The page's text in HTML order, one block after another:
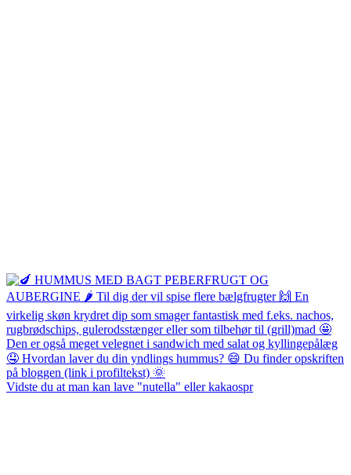
Vidste du at man kan lave "nutella" eller kakaospr